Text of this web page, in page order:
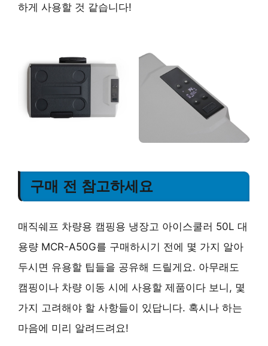
하게 사용할 것 같습니다!
구매 전 참고하세요
매직쉐프 차량용 캠핑용 냉장고 아이스쿨러 50L 대
용량 MCR-A50G를 구매하시기 전에 몇 가지 알아
두시면 유용할 팁들을 공유해 드릴게요. 아무래도
캠핑이나 차량 이동 시에 사용할 제품이다 보니, 몇
가지 고려해야 할 사항들이 있답니다. 혹시나 하는
마음에 미리 알려드려요!